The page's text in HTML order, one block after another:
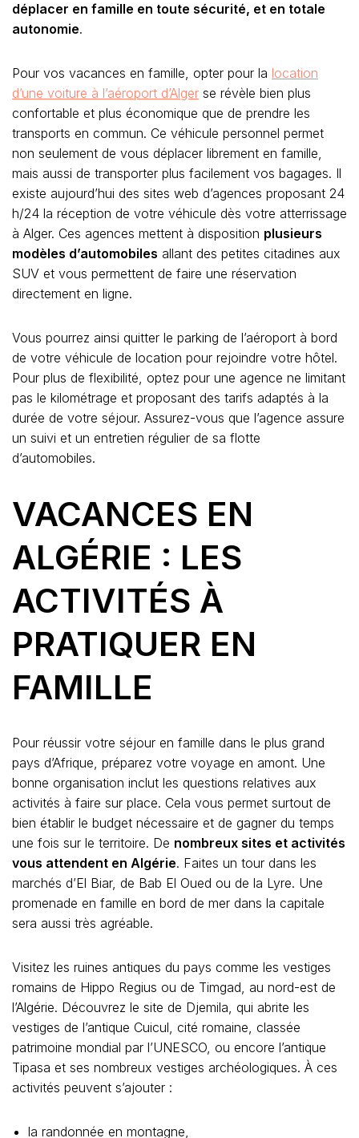
déplacer en famille en toute sécurité, et en totale
autonomie.
Pour vos vacances en famille, opter pour la location
d’une voiture à l’aéroport d’Alger se révèle bien plus
confortable et plus économique que de prendre les
transports en commun. Ce véhicule personnel permet
non seulement de vous déplacer librement en famille,
mais aussi de transporter plus facilement vos bagages. Il
existe aujourd’hui des sites web d’agences proposant 24
h/24 la réception de votre véhicule dès votre atterrissage
à Alger. Ces agences mettent à disposition plusieurs
modèles d’automobiles allant des petites citadines aux
SUV et vous permettent de faire une réservation
directement en ligne.
Vous pourrez ainsi quitter le parking de l’aéroport à bord
de votre véhicule de location pour rejoindre votre hôtel.
Pour plus de flexibilité, optez pour une agence ne limitant
pas le kilométrage et proposant des tarifs adaptés à la
durée de votre séjour. Assurez-vous que l’agence assure
un suivi et un entretien régulier de sa flotte
d’automobiles.
VACANCES EN
ALGÉRIE : LES
ACTIVITÉS À
PRATIQUER EN
FAMILLE
Pour réussir votre séjour en famille dans le plus grand
pays d’Afrique, préparez votre voyage en amont. Une
bonne organisation inclut les questions relatives aux
activités à faire sur place. Cela vous permet surtout de
bien établir le budget nécessaire et de gagner du temps
une fois sur le territoire. De nombreux sites et activités
vous attendent en Algérie. Faites un tour dans les
marchés d’El Biar, de Bab El Oued ou de la Lyre. Une
promenade en famille en bord de mer dans la capitale
sera aussi très agréable.
Visitez les ruines antiques du pays comme les vestiges
romains de Hippo Regius ou de Timgad, au nord-est de
l’Algérie. Découvrez le site de Djemila, qui abrite les
vestiges de l’antique Cuicul, cité romaine, classée
patrimoine mondial par l’UNESCO, ou encore l’antique
Tipasa et ses nombreux vestiges archéologiques. À ces
activités peuvent s’ajouter :
la randonnée en montagne,